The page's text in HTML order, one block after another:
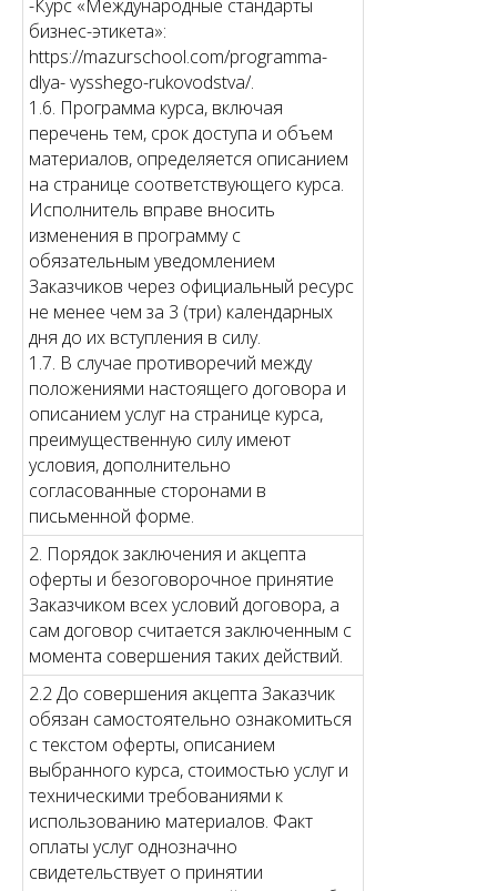
-Курс «Международные стандарты
бизнес-этикета»:
https://mazurschool.com/programma-
dlya- vysshego-rukovodstva/.
1.6. Программа курса, включая
перечень тем, срок доступа и объем
материалов, определяется описанием
на странице соответствующего курса.
Исполнитель вправе вносить
изменения в программу с
обязательным уведомлением
Заказчиков через официальный ресурс
не менее чем за 3 (три) календарных
дня до их вступления в силу.
1.7. В случае противоречий между
положениями настоящего договора и
описанием услуг на странице курса,
преимущественную силу имеют
условия, дополнительно
согласованные сторонами в
письменной форме.
2. Порядок заключения и акцепта
оферты и безоговорочное принятие
Заказчиком всех условий договора, а
сам договор считается заключенным с
момента совершения таких действий.
2.2 До совершения акцепта Заказчик
обязан самостоятельно ознакомиться
с текстом оферты, описанием
выбранного курса, стоимостью услуг и
техническими требованиями к
использованию материалов. Факт
оплаты услуг однозначно
свидетельствует о принятии